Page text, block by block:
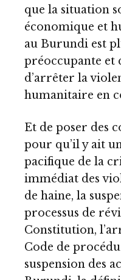
que la situation
économique et
au Burundi est
préoccupante et
d’arrêter la
humanitaire en
Et de poser des
pour qu’il y ait
pacifique de la
immédiat des
de haine, la
processus de
Constitution,
Code de
suspension des